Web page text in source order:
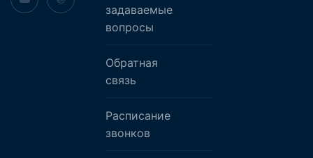
задаваемые
вопросы
Обратная
связь
Расписание
звонков